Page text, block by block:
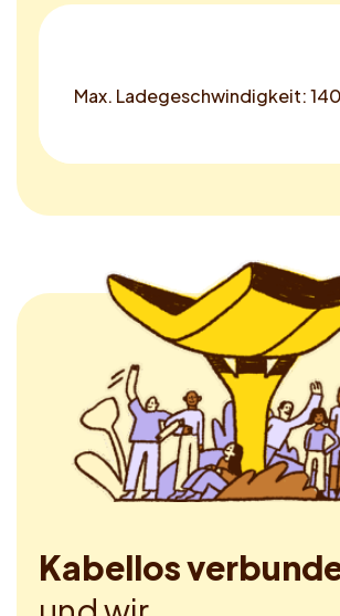
Max. Ladegeschwindigkeit:
Kabellos